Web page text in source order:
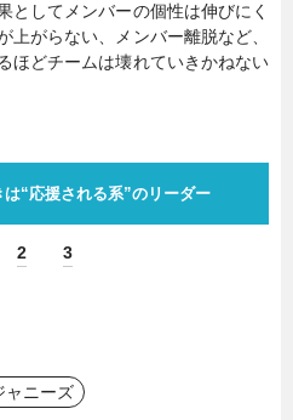
としてメンバーの個性は伸びにく
上がらない、メンバー離脱など、
ほどチームは壊れていきかねない
は“応援される系”のリーダー
2 3
ャニーズ